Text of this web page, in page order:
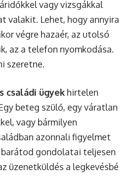
vagy vizsgákkal
valakit. Lehet, hogy annyira
végre hazaér, az utolsó
az a telefon nyomkodása.
szeretne.
családi ügyek hirtelen
beteg szülő, egy váratlan
vagy bármilyen
azonnali figyelmet
barátod gondolatai teljesen
üzenetküldés a legkevésbé